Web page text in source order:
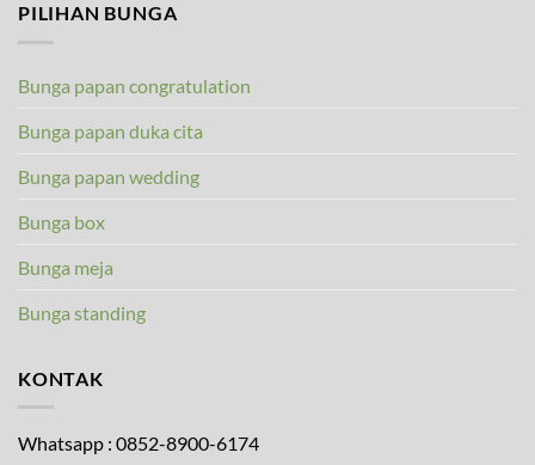
PILIHAN BUNGA
Bunga papan congratulation
Bunga papan duka cita
Bunga papan wedding
Bunga box
Bunga meja
Bunga standing
KONTAK
Whatsapp : 0852-8900-6174